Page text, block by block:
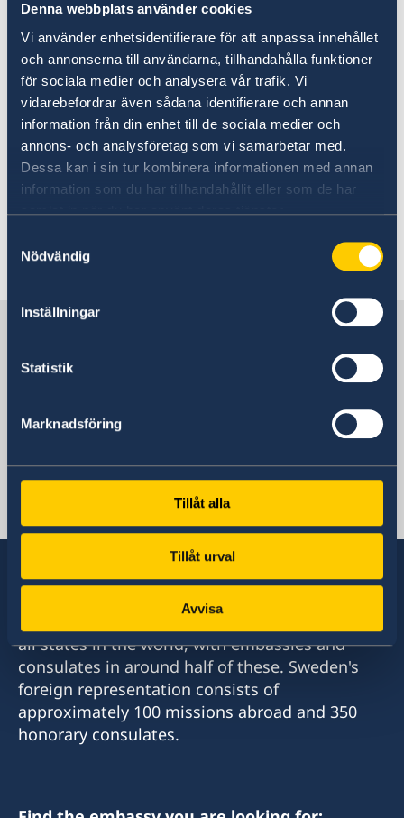
Denna webbplats använder cookies
Vi använder enhetsidentifierare för att anpassa innehållet
och annonserna till användarna, tillhandahålla funktioner
för sociala medier och analysera vår trafik. Vi
vidarebefordrar även sådana identifierare och annan
information från din enhet till de sociala medier och
annons- och analysföretag som vi samarbetar med.
Dessa kan i sin tur kombinera informationen med annan
information som du har tillhandahållit eller som de har
samlat in när du har använt deras tjänster.
Nödvändig
Inställningar
Statistik
Marknadsföring
Tillåt alla
Tillåt urval
Avvisa
Going to Sweden?
Visiting Sweden
Moving to someone in Sweden
Apply for a residence permit
Working in Sweden
Studying in Sweden
Swedish customs regulations
Development and aid
Working in Sweden
The Embassy of Sweden in Yerevan
does not process applications for work
permits.
Armenian citizens can apply for a work permit
atthe Embassy of Sweden in Moscow. The
Embassy of Sweden in Yerevan does not receive
or process any applications for work permits.
Sweden in Armenia
Swedish consulates
Sweden has diplomatic relations with almost
all states in the world, with embassies and
consulates in around half of these. Sweden's
foreign representation consists of
approximately 100 missions abroad and 350
honorary consulates.